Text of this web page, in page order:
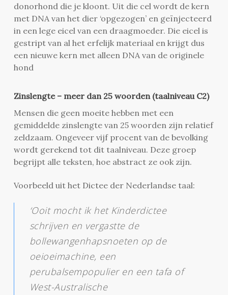
donorhond die je kloont. Uit die cel wordt de kern
met DNA van het dier ‘opgezogen’ en geïnjecteerd
in een lege eicel van een draagmoeder. Die eicel is
gestript van al het erfelijk materiaal en krijgt dus
een nieuwe kern met alleen DNA van de originele
hond
Zinslengte – meer dan 25 woorden (taalniveau C2)
Mensen die geen moeite hebben met een
gemiddelde zinslengte van 25 woorden zijn relatief
zeldzaam. Ongeveer vijf procent van de bevolking
wordt gerekend tot dit taalniveau. Deze groep
begrijpt alle teksten, hoe abstract ze ook zijn.
Voorbeeld uit het Dictee der Nederlandse taal:
‘Ooit mocht ik het Kinderdictee
schrijven en vergastte de
bollewangenhapsnoeten op de
oeioeimachine, een
perubalsempopulier en een tafa of
West-Australische